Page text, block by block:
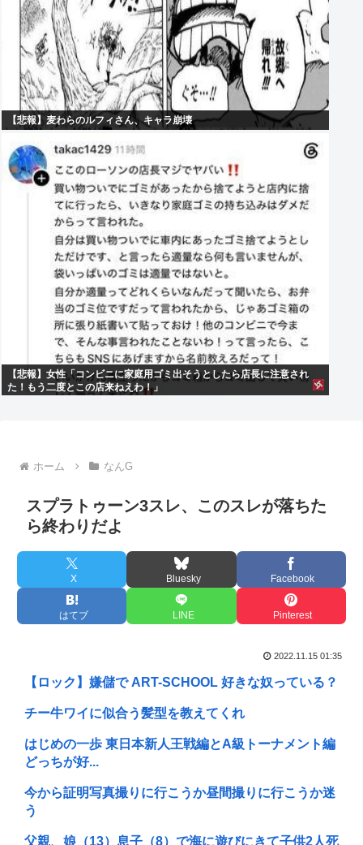
【悲報】麦わらのルフィさん、キャラ崩壊
【悲報】女性「コンビニに家庭用ゴミ出そうとしたら店長に注意され
た！もう二度とこの店来ねえわ！」
ホーム なんG
スプラトゥーン3スレ、このスレが落ちた
ら終わりだよ
X Bluesky Facebook
はてブ LINE Pinterest
2022.11.15 01:35
【ロック】嫌儲で ART-SCHOOL 好きな奴っている？
チー牛ワイに似合う髪型を教えてくれ
はじめの一歩 東日本新人王戦編とA級トーナメント編
どっちが好...
今から証明写真撮りに行こうか昼間撮りに行こうか迷
う
父親、娘（13）息子（8）で海に遊びにきて子供2人死